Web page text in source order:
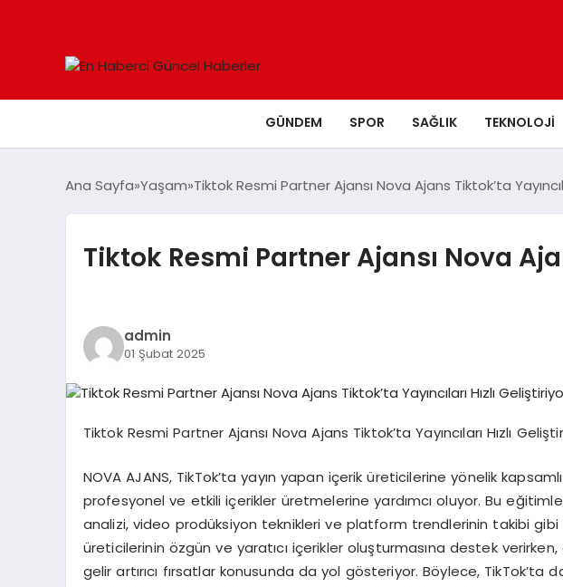
GÜNDEM SPOR SAĞLIK TEKNOLOJI
Ana Sayfa Yaşam Tiktok Resmi Partner Ajansı Nova Ajans Tiktok’ta
Tiktok Resmi Partner Ajansı Nova
admin
01 Şubat 2025
Tiktok Resmi Partner Ajansı Nova Ajans Tiktok’ta Yayıncıları Hızlı
NOVA AJANS, TikTok’ta yayın yapan içerik üreticilerine yönelik
profesyonel ve etkili içerikler üretmelerine yardımcı oluyor. Bu
analizi, video prodüksiyon teknikleri ve platform trendlerinin takibi gibi
üreticilerinin özgün ve yaratıcı içerikler oluşturmasına destek
gelir artırıcı fırsatlar konusunda da yol gösteriyor. Böylece, TikTok’ta